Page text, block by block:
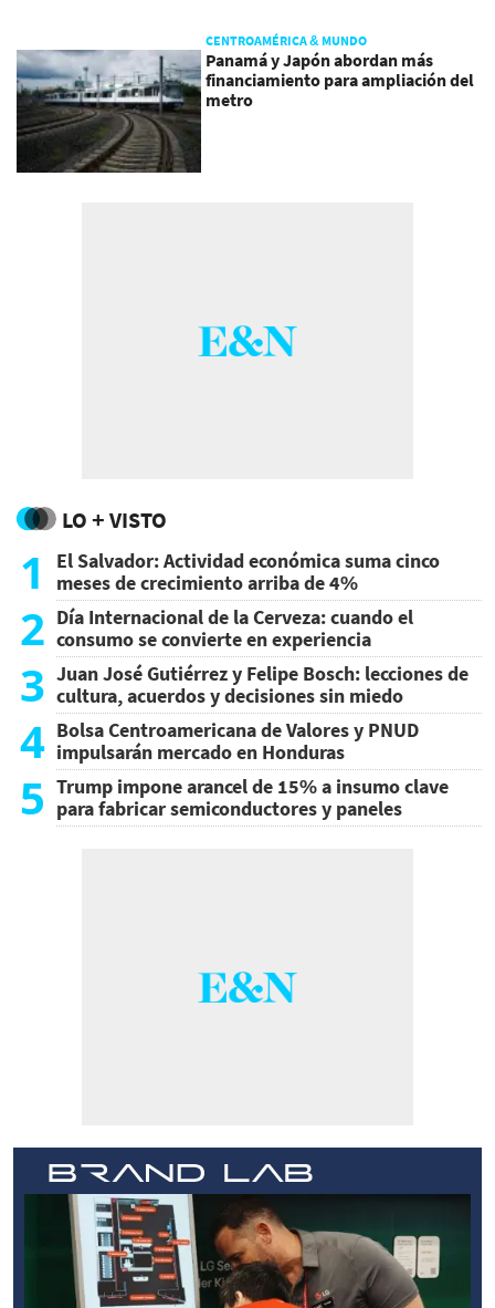
CENTROAMÉRICA & MUNDO
Panamá y Japón abordan más
financiamiento para ampliación del
metro
LO + VISTO
1
El Salvador: Actividad económica suma cinco
meses de crecimiento arriba de 4%
2 Día Internacional de la Cerveza: cuando el
consumo se convierte en experiencia
3 Juan José Gutiérrez y Felipe Bosch: lecciones de
cultura, acuerdos y decisiones sin miedo
4 Bolsa Centroamericana de Valores y PNUD
impulsarán mercado en Honduras
5 Trump impone arancel de 15% a insumo clave
para fabricar semiconductores y paneles